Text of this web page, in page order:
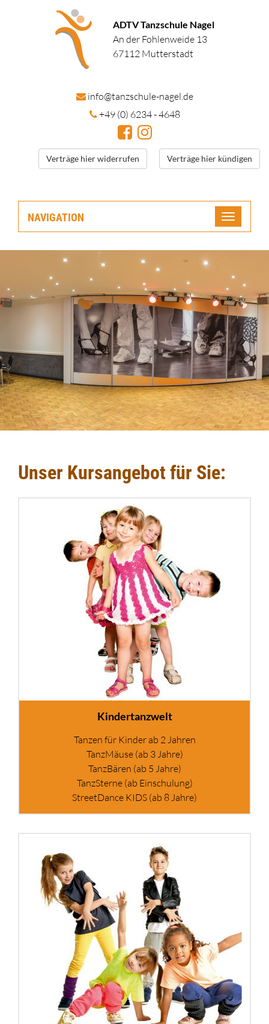
ADTV Tanzschule Nagel
An der Fohlenweide 13
67112 Mutterstadt
info@tanzschule-nagel.de
+49 (0) 6234 - 4648
Verträge hier widerrufen Verträge hier kündigen
NAVIGATION
Toggle
Unser Kursangebot für Sie:
Kindertanzwelt
Tanzen für Kinder ab 2 Jahren
TanzMäuse (ab 3 Jahre)
TanzBären (ab 5 Jahre)
TanzSterne (ab Einschulung)
StreetDance KIDS (ab 8 Jahre)